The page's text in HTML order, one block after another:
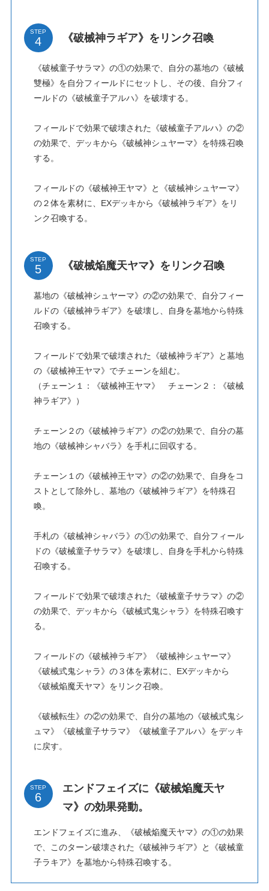
STEP
《破械神ラギア》をリンク召喚
《破械童子サラマ》の①の効果で、自分の墓地の《破械
雙極》を自分フィールドにセットし、その後、自分フィ
ールドの《破械童子アルハ》を破壊する。
フィールドで効果で破壊された《破械童子アルハ》の②
の効果で、デッキから《破械神シュヤーマ》を特殊召喚
する。
フィールドの《破械神王ヤマ》と《破械神シュヤーマ》
の２体を素材に、EXデッキから《破械神ラギア》をリ
ンク召喚する。
STEP
《破械焔魔天ヤマ》をリンク召喚
墓地の《破械神シュヤーマ》の②の効果で、自分フィー
ルドの《破械神ラギア》を破壊し、自身を墓地から特殊
召喚する。
フィールドで効果で破壊された《破械神ラギア》と墓地
の《破械神王ヤマ》でチェーンを組む。
（チェーン１：《破械神王ヤマ》 チェーン２：《破械
神ラギア》）
チェーン２の《破械神ラギア》の②の効果で、自分の墓
地の《破械神シャバラ》を手札に回収する。
チェーン１の《破械神王ヤマ》の②の効果で、自身をコ
ストとして除外し、墓地の《破械神ラギア》を特殊召
喚。
手札の《破械神シャバラ》の①の効果で、自分フィール
ドの《破械童子サラマ》を破壊し、自身を手札から特殊
召喚する。
フィールドで効果で破壊された《破械童子サラマ》の②
の効果で、デッキから《破械式鬼シャラ》を特殊召喚す
る。
フィールドの《破械神ラギア》《破械神シュヤーマ》
《破械式鬼シャラ》の３体を素材に、EXデッキから
《破械焔魔天ヤマ》をリンク召喚。
《破械転生》の②の効果で、自分の墓地の《破械式鬼シ
ュマ》《破械童子サラマ》《破械童子アルハ》をデッキ
に戻す。
STEP
エンドフェイズに《破械焔魔天ヤ
マ》の効果発動。
エンドフェイズに進み、《破械焔魔天ヤマ》の①の効果
で、このターン破壊された《破械神ラギア》と《破械童
子ラキア》を墓地から特殊召喚する。